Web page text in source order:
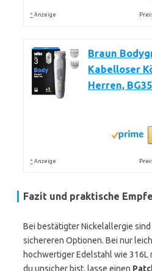
* Anzeige
Braun
Kabelloser
Herren,
* Anzeige
Fazit und praktische
Bei bestätigter Nickelallergie sind
sichereren Optionen. Bei nur
hochwertiger Edelstahl wie 316L
du unsicher bist, lasse einen